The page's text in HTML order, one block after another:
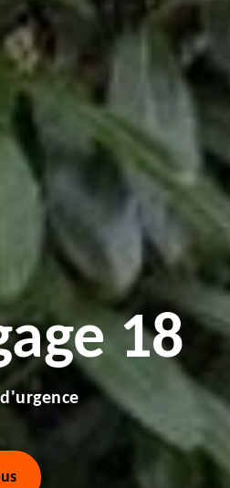
18